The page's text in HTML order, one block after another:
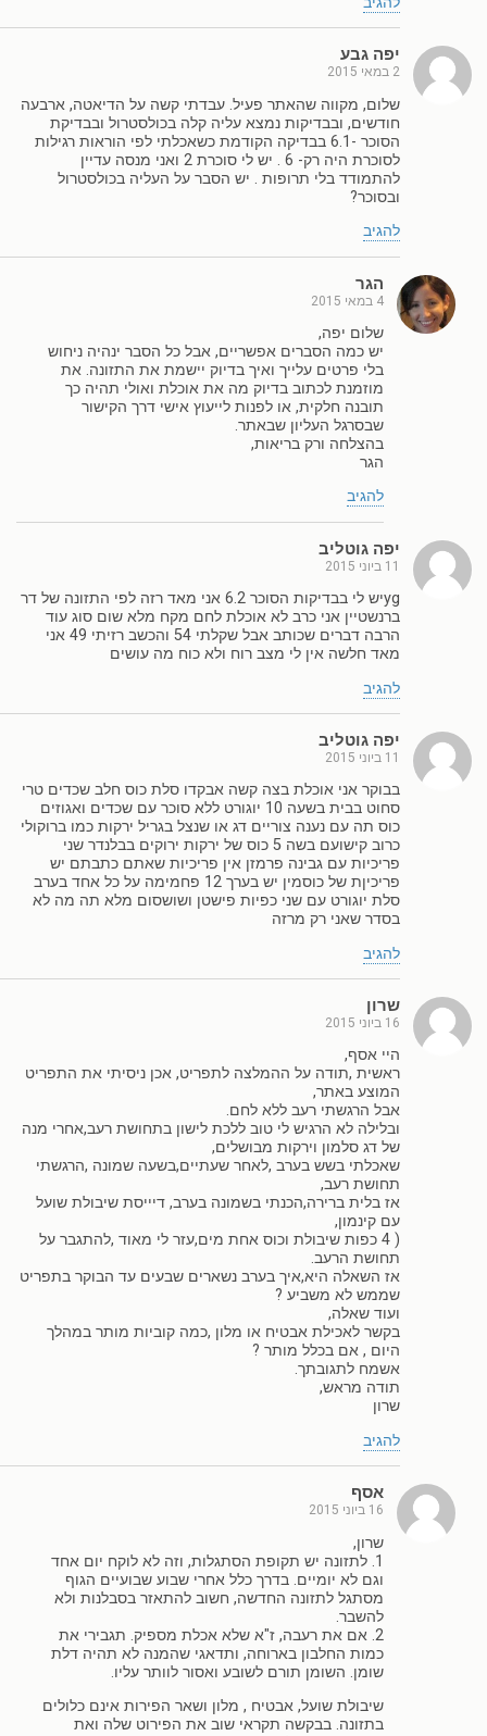
יפה גבע
2 במאי 2015
שלום, מקווה שהאתר פעיל. עבדתי קשה על הדיאטה, ארבעה
חודשים, ובבדיקות נמצא עליה קלה בכולסטרול ובבדיקת
הסוכר -6.1 בבדיקה הקודמת כשאכלתי לפי הוראות רגילות
לסוכרת היה רק- 6 . יש לי סוכרת 2 ואני מנסה עדיין
להתמודד בלי תרופות . יש הסבר על העליה בכולסטרול
ובסוכר?
להגיב
הגר
4 במאי 2015
שלום יפה,
יש כמה הסברים אפשריים, אבל כל הסבר ינהיה ניחוש
בלי פרטים עלייך ואיך בדיוק יישמת את התזונה. את
מוזמנת לכתוב בדיוק מה את אוכלת ואולי תהיה כך
תובנה חלקית, או לפנות לייעוץ אישי דרך הקישור
שבסרגל העליון שבאתר.
בהצלחה ורק בריאות,
הגר
להגיב
יפה גוטליב
11 ביוני 2015
ygיש לי בבדיקות הסוכר 6.2 אני מאד רזה לפי התזונה של דר
ברנשטיין אני כרב לא אוכלת לחם מקח מלא שום סוג עוד
הרבה דברים שכותב אבל שקלתי 54 והכשב רזיתי 49 אני
מאד חלשה אין לי מצב רוח ולא כוח מה עושים
להגיב
יפה גוטליב
11 ביוני 2015
בבוקר אני אוכלת בצה קשה אבקדו סלת כוס חלב שכדים טרי
סחוט בבית בשעה 10 יוגורט ללא סוכר עם שכדים ואגוזים
כוס תה עם נענה צוריים דג או שנצל בגריל ירקות כמו ברוקולי
כרוב קישועם בשה 5 כוס של ירקות ירוקים בבלנדר שני
פריכיות עם גבינה פרמזן אין פריכיות שאתם כתבתם יש
פריכיןת של כוסמין יש בערך 12 פחמימה על כל אחד בערב
סלת יוגורט עם שני כפיות פישטן ושושסום מלא תה מה לא
בסדר שאני רק מרזה
להגיב
שרון
16 ביוני 2015
היי אסף,
ראשית ,תודה על ההמלצה לתפריט, אכן ניסיתי את התפריט
המוצע באתר,
אבל הרגשתי רעב ללא לחם.
ובלילה לא הרגיש לי טוב ללכת לישון בתחושת רעב,אחרי מנה
של דג סלמון וירקות מבושלים,
שאכלתי בשש בערב ,לאחר שעתיים,בשעה שמונה ,הרגשתי
תחושת רעב,
אז בלית ברירה,הכנתי בשמונה בערב, דיייסת שיבולת שועל
עם קינמון,
( 4 כפות שיבולת וכוס אחת מים,עזר לי מאוד ,להתגבר על
תחושת הרעב.
אז השאלה היא,איך בערב נשארים שבעים עד הבוקר בתפריט
שממש לא משביע ?
ועוד שאלה,
בקשר לאכילת אבטיח או מלון ,כמה קוביות מותר במהלך
היום , אם בכלל מותר ?
אשמח לתגובתך.
תודה מראש,
שרון
להגיב
אסף
16 ביוני 2015
שרון,
1. לתזונה יש תקופת הסתגלות, וזה לא לוקח יום אחד
וגם לא יומיים. בדרך כלל אחרי שבוע שבועיים הגוף
מסתגל לתזונה החדשה, חשוב להתאזר בסבלנות ולא
להשבר.
2. אם את רעבה, ז"א שלא אכלת מספיק. תגבירי את
כמות החלבון בארוחה, ותדאגי שהמנה לא תהיה דלת
שומן. השומן תורם לשובע ואסור לוותר עליו.
שיבולת שועל, אבטיח , מלון ושאר הפירות אינם כלולים
בתזונה. בבקשה תקראי שוב את הפירוט שלה ואת